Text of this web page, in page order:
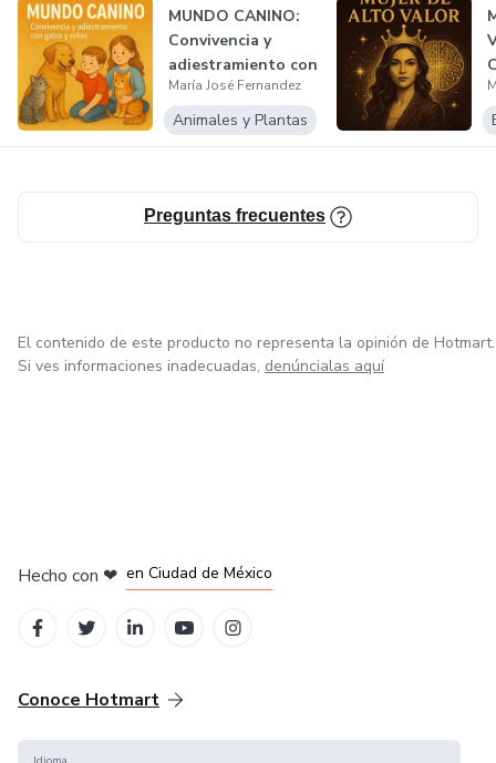
MUNDO CANINO:
Convivencia y
adiestramiento con
gatos y niños...
María José Fernandez
Animales y Plantas
Preguntas frecuentes
El contenido de este producto no representa la opinión de Hotmart.
Si ves informaciones inadecuadas, denúncialas aquí
Hecho con ❤ en Ciudad de México
Conoce Hotmart